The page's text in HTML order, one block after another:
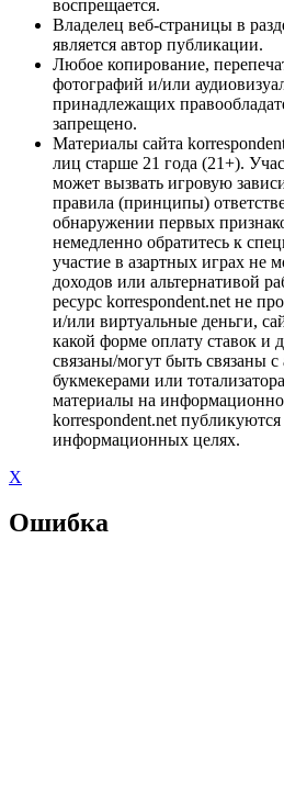
воспрещается.
Владелец веб-страницы в
является автор публикации.
Любое копирование,
фотографий и/или
принадлежащих
запрещено.
Материалы сайта
лиц старше 21 года (21+).
может вызвать игровую
правила (принципы)
обнаружении первых
немедленно обратитесь к
участие в азартных играх не
доходов или альтернативой
ресурс korrespondent.net не
и/или виртуальные деньги,
какой форме оплату ставок и
связаны/могут быть связаны
букмекерами или
материалы на
korrespondent.net
информационных целях.
X
Ошибка